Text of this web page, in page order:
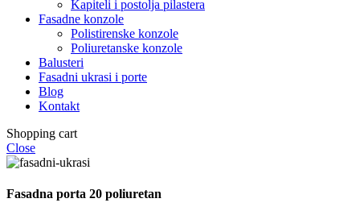
Kapiteli i postolja pilastera
Fasadne konzole
Polistirenske konzole
Poliuretanske konzole
Balusteri
Fasadni ukrasi i porte
Blog
Kontakt
Shopping cart
Close
Fasadna porta 20 poliuretan